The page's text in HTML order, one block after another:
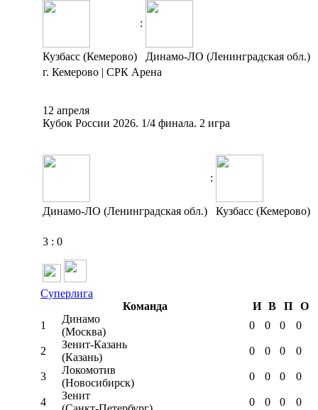
:
Кузбасс (Кемерово)
Динамо-ЛО (Ленинградская обл.)
г. Кемерово | СРК Арена
12 апреля
Кубок России 2026. 1/4 финала. 2 игра
:
Динамо-ЛО (Ленинградская обл.) Кузбасс (Кемерово)
3 : 0
Суперлига
Команда
И В П
О
1
Динамо
(Москва)
0 0 0 0
2
Зенит-Казань
(Казань)
0 0 0 0
3
Локомотив
(Новосибирск)
0 0 0 0
4
Зенит
0 0 0 0